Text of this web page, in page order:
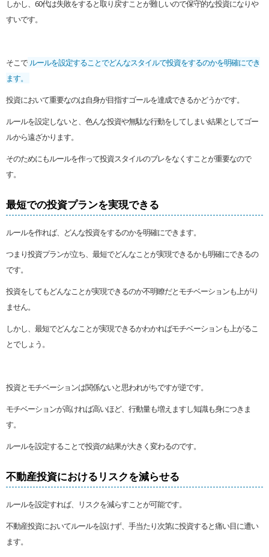
しかし、60代は失敗をすると取り戻すことが難しいので保守的な投資になりや
すいです。
そこで ルールを設定することでどんなスタイルで投資をするのかを明確にでき
ます。
投資において重要なのは自身が目指すゴールを達成できるかどうかです。
ルールを設定しないと、色んな投資や無駄な行動をしてしまい結果としてゴー
ルから遠ざかります。
そのためにもルールを作って投資スタイルのブレをなくすことが重要なので
す。
最短での投資プランを実現できる
ルールを作れば、どんな投資をするのかを明確にできます。
つまり投資プランが立ち、最短でどんなことが実現できるかも明確にできるの
です。
投資をしてもどんなことが実現できるのか不明瞭だとモチベーションも上がり
ません。
しかし、最短でどんなことが実現できるかわかればモチベーションも上がるこ
とでしょう。
投資とモチベーションは関係ないと思われがちですが逆です。
モチベーションが高ければ高いほど、行動量も増えますし知識も身につきま
す。
ルールを設定することで投資の結果が大きく変わるのです。
不動産投資におけるリスクを減らせる
ルールを設定すれば、リスクを減らすことが可能です。
不動産投資においてルールを設けず、手当たり次第に投資すると痛い目に遭い
ます。